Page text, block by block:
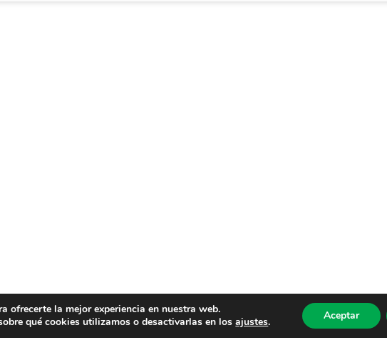
ofrecerte la mejor experiencia en nuestra web.
qué cookies utilizamos o desactivarlas en losajustes. Aceptar